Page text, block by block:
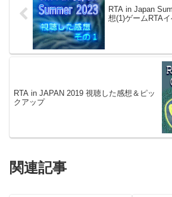
RTA in Japan
想(1)ゲームRTAイ
RTA in JAPAN 2019 視聴した感想＆ピッ
クアップ
関連記事